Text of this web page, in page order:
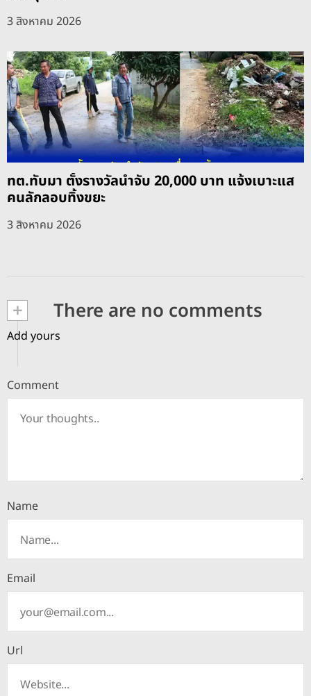
3 สิงหาคม 2026
ทต.ทับมา ตั้งรางวัลนำจับ 20,000 บาท แจ้งเบาะแส
คนลักลอบทิ้งขยะ
3 สิงหาคม 2026
+ There are no comments
Add yours
Comment
Name
Email
Url